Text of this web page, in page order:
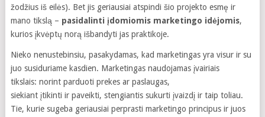
žodžius iš eilės). Bet jis geriausiai atspindi šio projekto esmę ir
mano tikslą – pasidalinti įdomiomis marketingo idėjomis,
kurios įkvėptų norą išbandyti jas praktikoje.
Nieko nenustebinsiu, pasakydamas, kad marketingas yra visur ir su
juo susiduriame kasdien. Marketingas naudojamas įvairiais
tikslais: norint parduoti prekes ar paslaugas,
siekiant įtikinti ir paveikti, stengiantis sukurti įvaizdį ir taip toliau.
Tie, kurie sugeba geriausiai perprasti marketingo principus ir juos